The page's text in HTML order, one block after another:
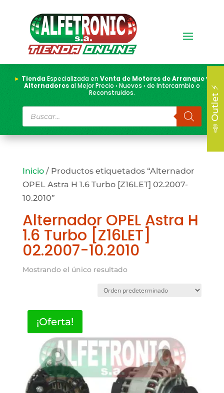
► TiendaEspecializada enVenta de Motores de Arranque y
Alternadoresal Mejor Precio › Nuevos › de Intercambio o
Reconstruidos.
Búsqueda
de
productos
Inicio/ Productos etiquetados “Alternador
OPEL Astra H 1.6 Turbo [Z16LET] 02.2007-
10.2010”
Alternador OPEL Astra H
1.6 Turbo [Z16LET]
02.2007-10.2010
Mostrando el único resultado
¡Oferta!
📣 Outlet ⚡